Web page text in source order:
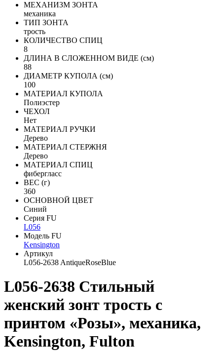
МЕХАНИЗМ ЗОНТА
механика
ТИП ЗОНТА
трость
КОЛИЧЕСТВО СПИЦ
8
ДЛИНА В СЛОЖЕННОМ ВИДЕ (см)
88
ДИАМЕТР КУПОЛА (см)
100
МАТЕРИАЛ КУПОЛА
Полиэстер
ЧЕХОЛ
Нет
МАТЕРИАЛ РУЧКИ
Дерево
МАТЕРИАЛ СТЕРЖНЯ
Дерево
МАТЕРИАЛ СПИЦ
фибергласс
ВЕС (г)
360
ОСНОВНОЙ ЦВЕТ
Синий
Серия FU
L056
Модель FU
Kensington
Артикул
L056-2638 AntiqueRoseBlue
L056-2638 Стильный
женский зонт трость с
принтом «Розы», механика,
Kensington, Fulton